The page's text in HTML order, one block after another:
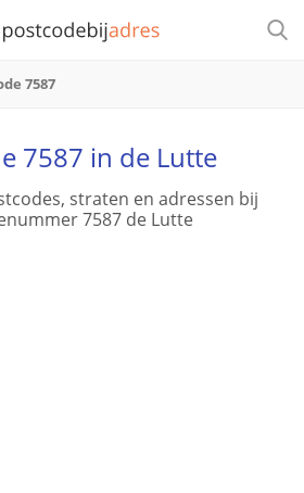
7587
7587 in de Lutte
straten en adressen bij
7587 de Lutte